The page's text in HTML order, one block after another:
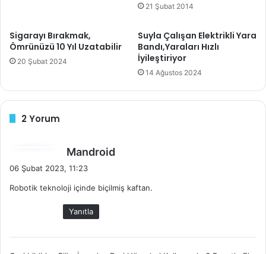
21 Şubat 2014
Sigarayı Bırakmak,
Ömrünüzü 10 Yıl Uzatabilir
20 Şubat 2024
Suyla Çalışan Elektrikli Yara
Bandı,Yaraları Hızlı
İyileştiriyor
14 Ağustos 2024
2 Yorum
Mandroid
i
06 Şubat 2023, 11:23
Robotik teknoloji içinde biçilmiş kaftan.
Yanıtla